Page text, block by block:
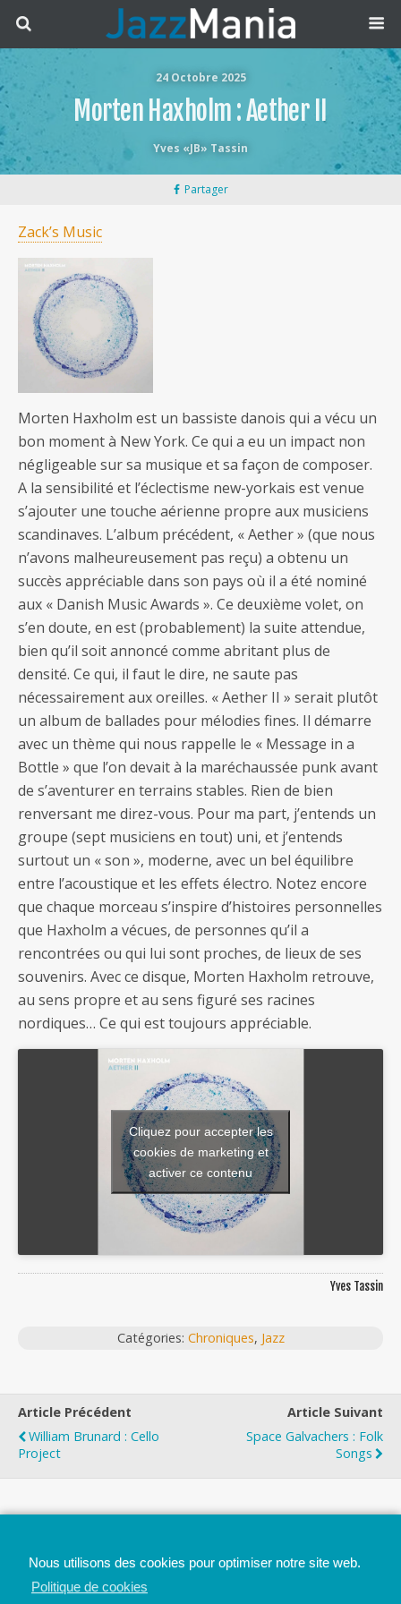
24 Octobre 2025
Morten Haxholm : Aether II
Yves «JB» Tassin
Partager
Zack’s Music
Morten Haxholm est un bassiste danois qui a vécu un
bon moment à New York. Ce qui a eu un impact non
négligeable sur sa musique et sa façon de composer.
A la sensibilité et l’éclectisme new-yorkais est venue
s’ajouter une touche aérienne propre aux musiciens
scandinaves. L’album précédent, « Aether » (que nous
n’avons malheureusement pas reçu) a obtenu un
succès appréciable dans son pays où il a été nominé
aux « Danish Music Awards ». Ce deuxième volet, on
s’en doute, en est (probablement) la suite attendue,
bien qu’il soit annoncé comme abritant plus de
densité. Ce qui, il faut le dire, ne saute pas
nécessairement aux oreilles. « Aether II » serait plutôt
un album de ballades pour mélodies fines. Il démarre
avec un thème qui nous rappelle le « Message in a
Bottle » que l’on devait à la maréchaussée punk avant
de s’aventurer en terrains stables. Rien de bien
renversant me direz-vous. Pour ma part, j’entends un
groupe (sept musiciens en tout) uni, et j’entends
surtout un « son », moderne, avec un bel équilibre
entre l’acoustique et les effets électro. Notez encore
que chaque morceau s’inspire d’histoires personnelles
que Haxholm a vécues, de personnes qu’il a
rencontrées ou qui lui sont proches, de lieux de ses
souvenirs. Avec ce disque, Morten Haxholm retrouve,
au sens propre et au sens figuré ses racines
nordiques… Ce qui est toujours appréciable.
Cliquez pour accepter les
cookies de marketing et
activer ce contenu
Yves Tassin
Catégories: Chroniques, Jazz
Article Précédent
William Brunard : Cello
Project
Article Suivant
Space Galvachers : Folk
Songs
Nous utilisons des cookies pour optimiser notre site web.
Politique de cookies